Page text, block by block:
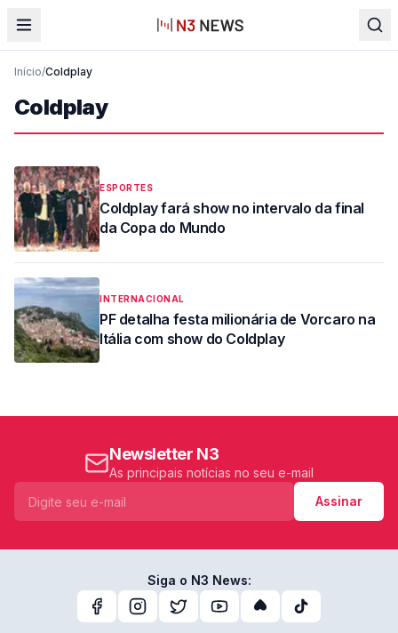
Início/Coldplay
Coldplay
ESPORTES
Coldplay fará show no intervalo da final
da Copa do Mundo
INTERNACIONAL
PF detalha festa milionária de Vorcaro na
Itália com show do Coldplay
Newsletter N3
As principais notícias no seu e-mail
Assinar
Siga o N3 News: